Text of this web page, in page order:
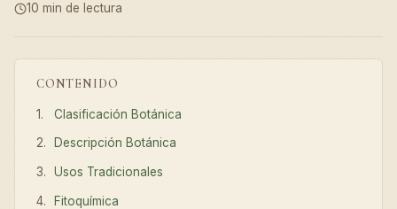
10 min de lectura
CONTENIDO
Clasificación Botánica
Descripción Botánica
Usos Tradicionales
Fitoquímica